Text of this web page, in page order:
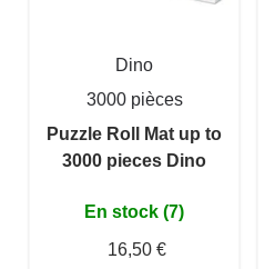
Dino
3000 pièces
Puzzle Roll Mat up to
3000 pieces Dino
En stock (7)
16,50 €